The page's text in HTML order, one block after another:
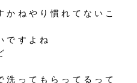
かねやり慣れてないこ
ですよね
洗ってもらってるって